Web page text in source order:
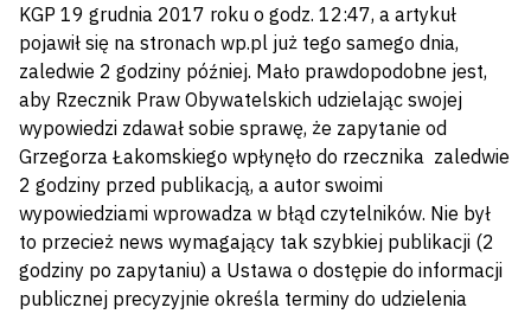
KGP 19 grudnia 2017 roku o godz. 12:47, a artykuł
pojawił się na stronach wp.pl już tego samego dnia,
zaledwie 2 godziny później. Mało prawdopodobne jest,
aby Rzecznik Praw Obywatelskich udzielając swojej
wypowiedzi zdawał sobie sprawę, że zapytanie od
Grzegorza Łakomskiego wpłynęło do rzecznika zaledwie
2 godziny przed publikacją, a autor swoimi
wypowiedziami wprowadza w błąd czytelników. Nie był
to przecież news wymagający tak szybkiej publikacji (2
godziny po zapytaniu) a Ustawa o dostępie do informacji
publicznej precyzyjnie określa terminy do udzielenia